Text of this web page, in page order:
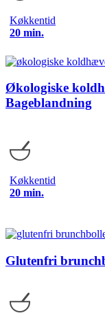
Køkkentid
20 min.
Økologiske
Bageblandning
Køkkentid
20 min.
Glutenfri